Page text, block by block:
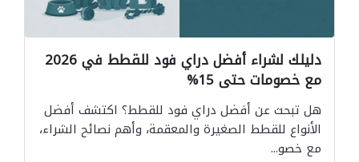
دليلك لشراء أفضل دراي فود للقطط في 2026
مع خصومات حتى 15%
هل تبحث عن أفضل دراي فود للقطط؟ اكتشف أفضل
الأنواع للقطط الصغيرة والمعقمة، وأهم نصائح الشراء،
مع خصو...